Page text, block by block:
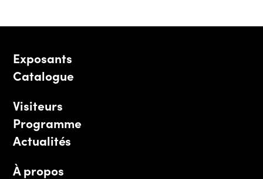
Exposants
Catalogue
Visiteurs
Programme
Actualités
À propos